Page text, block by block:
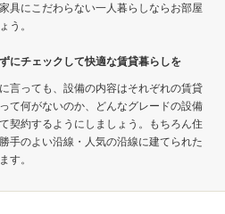
具にこだわらない一人暮らしならお部屋
う。
にチェックして快適な賃貸暮らしを
言っても、設備の内容はそれぞれの賃貸
て何がないのか、どんなグレードの設備
契約するようにしましょう。もちろん住
手のよい沿線・人気の沿線に建てられた
す。